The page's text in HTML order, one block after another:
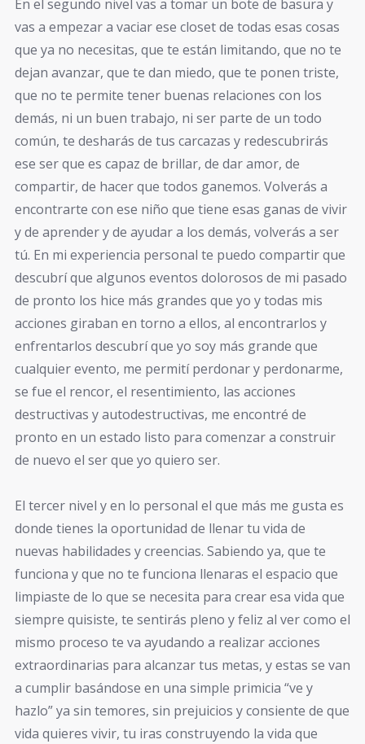
En el segundo nivel vas a tomar un bote de basura y
vas a empezar a vaciar ese closet de todas esas cosas
que ya no necesitas, que te están limitando, que no te
dejan avanzar, que te dan miedo, que te ponen triste,
que no te permite tener buenas relaciones con los
demás, ni un buen trabajo, ni ser parte de un todo
común, te desharás de tus carcazas y redescubrirás
ese ser que es capaz de brillar, de dar amor, de
compartir, de hacer que todos ganemos. Volverás a
encontrarte con ese niño que tiene esas ganas de vivir
y de aprender y de ayudar a los demás, volverás a ser
tú. En mi experiencia personal te puedo compartir que
descubrí que algunos eventos dolorosos de mi pasado
de pronto los hice más grandes que yo y todas mis
acciones giraban en torno a ellos, al encontrarlos y
enfrentarlos descubrí que yo soy más grande que
cualquier evento, me permití perdonar y perdonarme,
se fue el rencor, el resentimiento, las acciones
destructivas y autodestructivas, me encontré de
pronto en un estado listo para comenzar a construir
de nuevo el ser que yo quiero ser.
El tercer nivel y en lo personal el que más me gusta es
donde tienes la oportunidad de llenar tu vida de
nuevas habilidades y creencias. Sabiendo ya, que te
funciona y que no te funciona llenaras el espacio que
limpiaste de lo que se necesita para crear esa vida que
siempre quisiste, te sentirás pleno y feliz al ver como el
mismo proceso te va ayudando a realizar acciones
extraordinarias para alcanzar tus metas, y estas se van
a cumplir basándose en una simple primicia “ve y
hazlo” ya sin temores, sin prejuicios y consiente de que
vida quieres vivir, tu iras construyendo la vida que